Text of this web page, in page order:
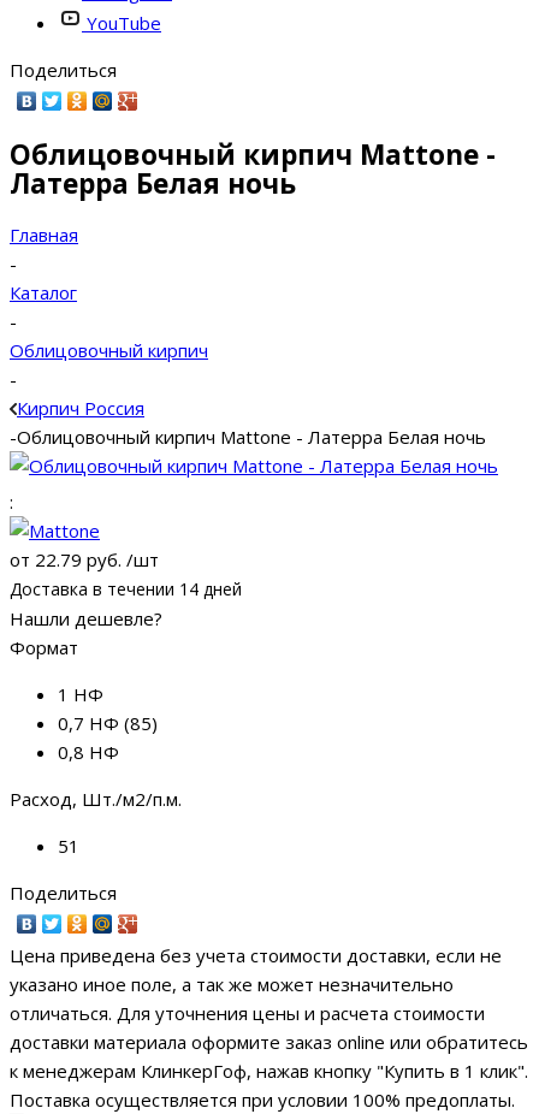
YouTube
Поделиться
Облицовочный кирпич Mattone -
Латерра Белая ночь
Главная
-
Каталог
-
Облицовочный кирпич
-
Кирпич Россия
-Облицовочный кирпич Mattone - Латерра Белая ночь
:
от 22.79 руб. /шт
Доставка в течении 14 дней
Нашли дешевле?
Формат
1 НФ
0,7 НФ (85)
0,8 НФ
Расход, Шт./м2/п.м.
51
Поделиться
Цена приведена без учета стоимости доставки, если не
указано иное поле, а так же может незначительно
отличаться. Для уточнения цены и расчета стоимости
доставки материала оформите заказ online или обратитесь
к менеджерам КлинкерГоф, нажав кнопку "Купить в 1 клик".
Поставка осуществляется при условии 100% предоплаты.